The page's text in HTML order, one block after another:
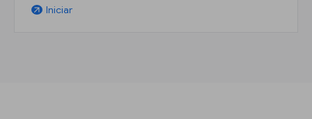
arrow_outward Iniciar